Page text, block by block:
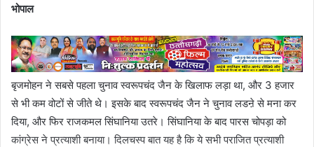
भोपाल
बृजमोहन ने सबसे पहला चुनाव स्वरूपचंद जैन के खिलाफ लड़ा था, और 3 हजार
से भी कम वोटों से जीते थे। इसके बाद स्वरूपचंद जैन ने चुनाव लडऩे से मना कर
दिया, और फिर राजकमल सिंघानिया उतरे। सिंघानिया के बाद पारस चोपड़ा को
कांग्रेस ने प्रत्याशी बनाया। दिलचस्प बात यह है कि ये सभी पराजित प्रत्याशी